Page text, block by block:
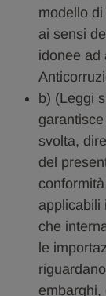
modello
ai sensi
idonee ad
b) (Leggi
svolta,
del
applicabili
che
le
embarghi,